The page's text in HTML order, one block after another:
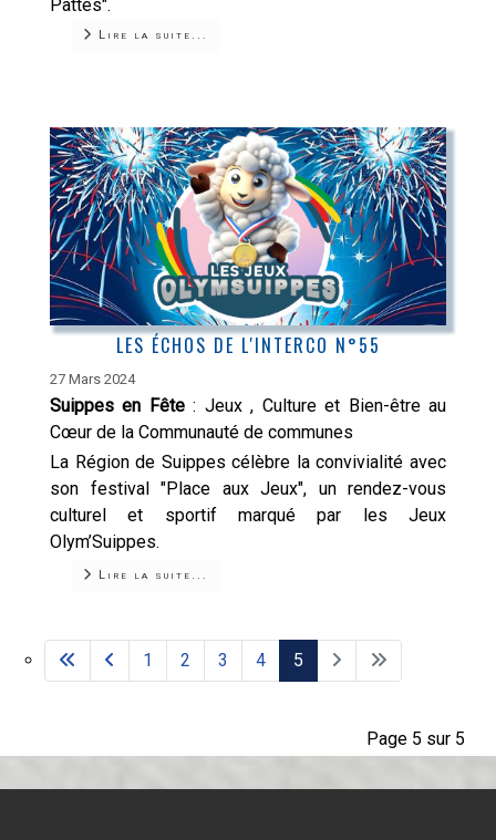
Pattes".
Lire la suite...
LES ÉCHOS DE L'INTERCO N°55
27 Mars 2024
Suippes en Fête: Jeux , Culture et Bien-être au
Cœur de la Communauté de communes
La Région de Suippes célèbre la convivialité avec
son festival "Place aux Jeux", un rendez-vous
culturel et sportif marqué par les Jeux
Olym’Suippes.
Lire la suite...
Page 5 sur 5
1 2 3 4 5